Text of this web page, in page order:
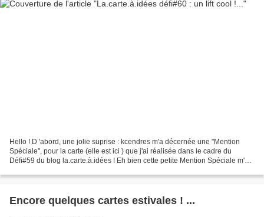
Hello ! D 'abord, une jolie suprise : kcendres m'a décernée une "Mention
Spéciale", pour la carte (elle est ici ) que j'ai réalisée dans le cadre du
Défi#59 du blog la.carte.à.idées ! Eh bien cette petite Mention Spéciale m'a
Encore quelques cartes estivales ! ...